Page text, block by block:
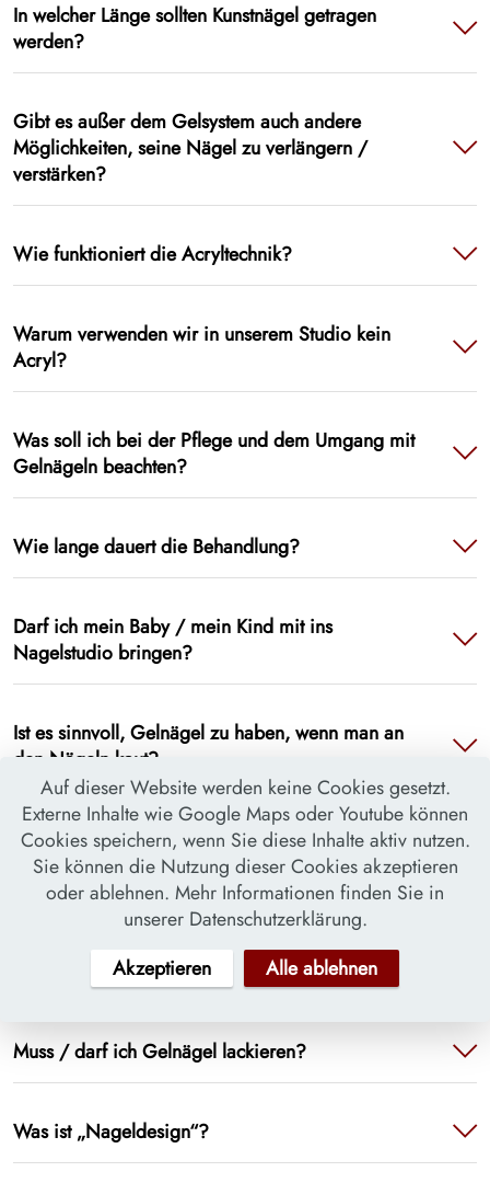
In welcher Länge sollten Kunstnägel getragen
werden?
Gibt es außer dem Gelsystem auch andere
Möglichkeiten, seine Nägel zu verlängern /
verstärken?
Wie funktioniert die Acryltechnik?
Warum verwenden wir in unserem Studio kein
Acryl?
Was soll ich bei der Pflege und dem Umgang mit
Gelnägeln beachten?
Wie lange dauert die Behandlung?
Darf ich mein Baby / mein Kind mit ins
Nagelstudio bringen?
Ist es sinnvoll, Gelnägel zu haben, wenn man an
den Nägeln kaut?
Ich habe einen deformierten Nagel / ein fleckiges
Nagelbett, kann ich trotzdem Gelnägel machen
lassen?
Kann es sein, dass ich auf Gelnägel allergisch bin?
Muss / darf ich Gelnägel lackieren?
Was ist „Nageldesign“?
Auf dieser Website werden keine Cookies gesetzt.
Externe Inhalte wie Google Maps oder Youtube können
Cookies speichern, wenn Sie diese Inhalte aktiv nutzen.
Sie können die Nutzung dieser Cookies akzeptieren
oder ablehnen. Mehr Informationen finden Sie in
unserer Datenschutzerklärung.
Akzeptieren
Alle ablehnen